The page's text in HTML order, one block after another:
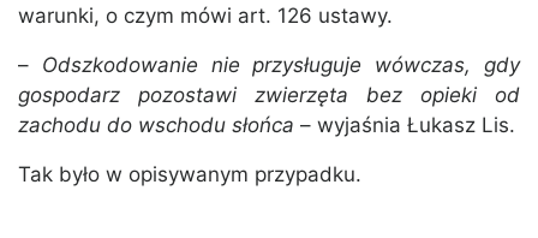
warunki, o czym mówi art. 126 ustawy.
– Odszkodowanie nie przysługuje wówczas, gdy
gospodarz pozostawi zwierzęta bez opieki od
zachodu do wschodu słońca – wyjaśnia Łukasz Lis.
Tak było w opisywanym przypadku.